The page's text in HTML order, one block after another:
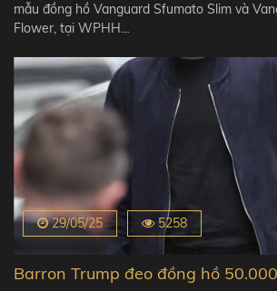
mẫu đồng hồ Vanguard Sfumato Slim và
Flower, tại WPHH…
29/05/25 5258
Barron Trump đeo đồng hồ